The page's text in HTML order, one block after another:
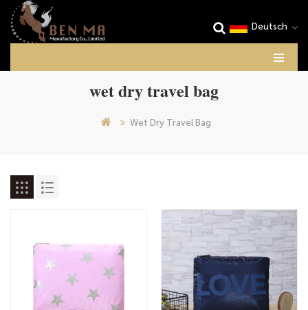
Deutsch
wet dry travel bag
Wet Dry Travel Bag